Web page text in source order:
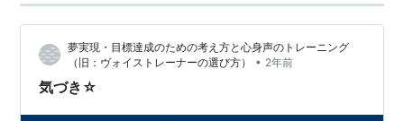
夢実現・目標達成のための考え方と心身声のトレーニング
（旧：ヴォイストレーナーの選び方）
• 2年前
気づき☆